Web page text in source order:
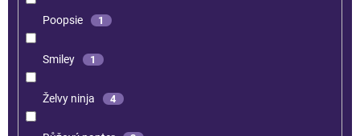
Poopsie 1
Smiley 1
Želvy ninja 4